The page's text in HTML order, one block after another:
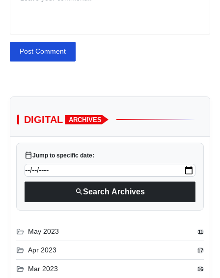
Post Comment
DIGITAL ARCHIVES
calendar_todayJump to specific date:
searchSearch Archives
folder_open May 2023 11
folder_open Apr 2023 17
folder_open Mar 2023 16